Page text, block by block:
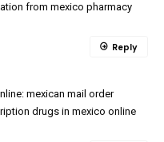
from mexico pharmacy
mexican mail order
drugs in mexico online
Reply